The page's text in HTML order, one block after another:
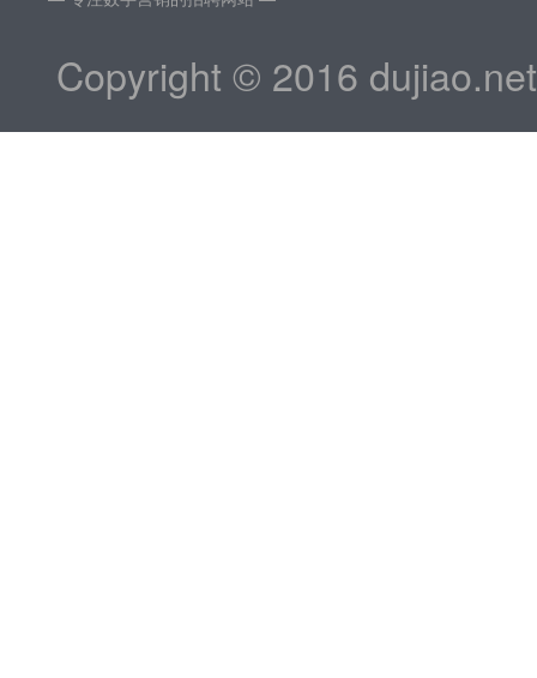
Copyright © 2016